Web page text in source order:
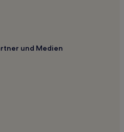
und Medien